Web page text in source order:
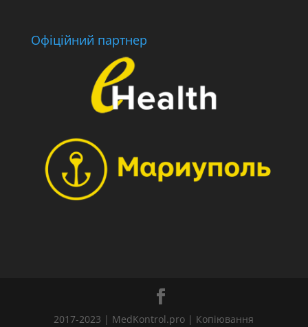
Офіційний партнер
2017-2023 | MedKontrol.pro | Копіювання